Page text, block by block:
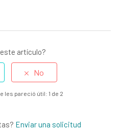
artículo?
les pareció útil: 1 de 2
Enviar una solicitud